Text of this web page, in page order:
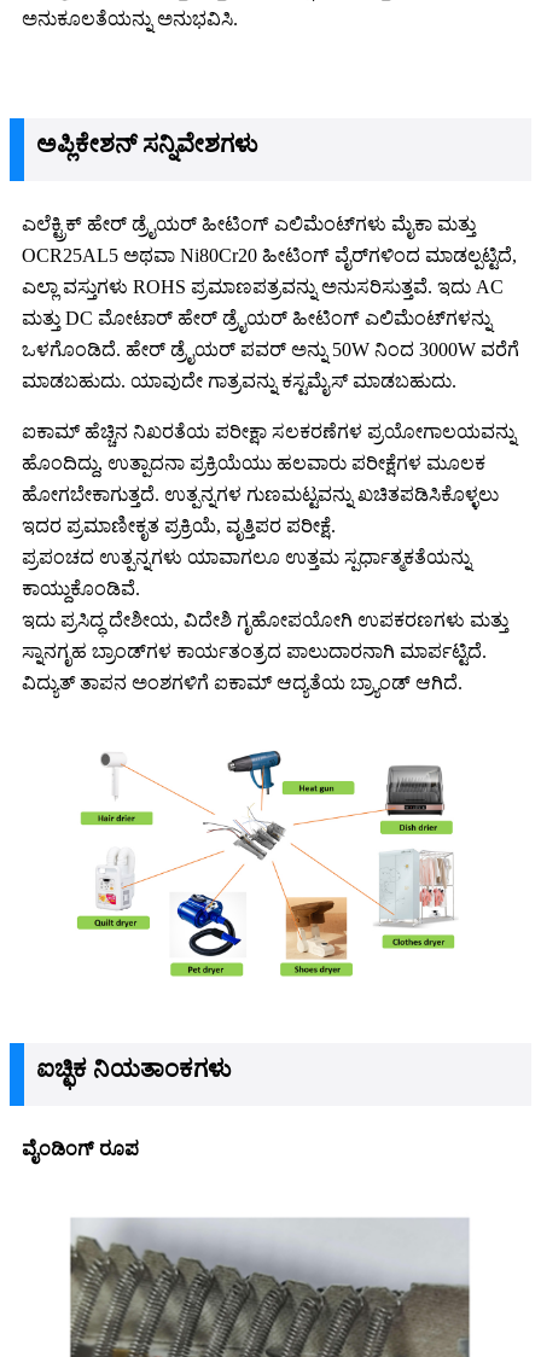
ಅನುಕೂಲತೆಯನ್ನು ಅನುಭವಿಸಿ.
ಅಪ್ಲಿಕೇಶನ್ ಸನ್ನಿವೇಶಗಳು
ಎಲೆಕ್ಟ್ರಿಕ್ ಹೇರ್ ಡ್ರೈಯರ್ ಹೀಟಿಂಗ್ ಎಲಿಮೆಂಟ್‌ಗಳು ಮೈಕಾ ಮತ್ತು
OCR25AL5 ಅಥವಾ Ni80Cr20 ಹೀಟಿಂಗ್ ವೈರ್‌ಗಳಿಂದ ಮಾಡಲ್ಪಟ್ಟಿದೆ,
ಎಲ್ಲಾ ವಸ್ತುಗಳು ROHS ಪ್ರಮಾಣಪತ್ರವನ್ನು ಅನುಸರಿಸುತ್ತವೆ. ಇದು AC
ಮತ್ತು DC ಮೋಟಾರ್ ಹೇರ್ ಡ್ರೈಯರ್ ಹೀಟಿಂಗ್ ಎಲಿಮೆಂಟ್‌ಗಳನ್ನು
ಒಳಗೊಂಡಿದೆ. ಹೇರ್ ಡ್ರೈಯರ್ ಪವರ್ ಅನ್ನು 50W ನಿಂದ 3000W ವರೆಗೆ
ಮಾಡಬಹುದು. ಯಾವುದೇ ಗಾತ್ರವನ್ನು ಕಸ್ಟಮೈಸ್ ಮಾಡಬಹುದು.
ಐಕಾಮ್ ಹೆಚ್ಚಿನ ನಿಖರತೆಯ ಪರೀಕ್ಷಾ ಸಲಕರಣೆಗಳ ಪ್ರಯೋಗಾಲಯವನ್ನು
ಹೊಂದಿದ್ದು, ಉತ್ಪಾದನಾ ಪ್ರಕ್ರಿಯೆಯು ಹಲವಾರು ಪರೀಕ್ಷೆಗಳ ಮೂಲಕ
ಹೋಗಬೇಕಾಗುತ್ತದೆ. ಉತ್ಪನ್ನಗಳ ಗುಣಮಟ್ಟವನ್ನು ಖಚಿತಪಡಿಸಿಕೊಳ್ಳಲು
ಇದರ ಪ್ರಮಾಣೀಕೃತ ಪ್ರಕ್ರಿಯೆ, ವೃತ್ತಿಪರ ಪರೀಕ್ಷೆ.
ಪ್ರಪಂಚದ ಉತ್ಪನ್ನಗಳು ಯಾವಾಗಲೂ ಉತ್ತಮ ಸ್ಪರ್ಧಾತ್ಮಕತೆಯನ್ನು
ಕಾಯ್ದುಕೊಂಡಿವೆ.
ಇದು ಪ್ರಸಿದ್ಧ ದೇಶೀಯ, ವಿದೇಶಿ ಗೃಹೋಪಯೋಗಿ ಉಪಕರಣಗಳು ಮತ್ತು
ಸ್ನಾನಗೃಹ ಬ್ರಾಂಡ್‌ಗಳ ಕಾರ್ಯತಂತ್ರದ ಪಾಲುದಾರನಾಗಿ ಮಾರ್ಪಟ್ಟಿದೆ.
ವಿದ್ಯುತ್ ತಾಪನ ಅಂಶಗಳಿಗೆ ಐಕಾಮ್ ಆದ್ಯತೆಯ ಬ್ರ್ಯಾಂಡ್ ಆಗಿದೆ.
ಐಚ್ಛಿಕ ನಿಯತಾಂಕಗಳು
ವೈಂಡಿಂಗ್ ರೂಪ